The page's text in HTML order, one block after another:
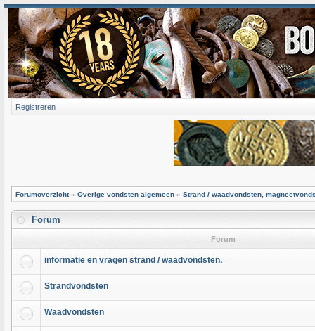
Registreren
Forumoverzicht» Overige vondsten algemeen » Strand / waadvondsten,
Forum
Forum
informatie en vragen strand / waadvondsten.
Strandvondsten
Waadvondsten